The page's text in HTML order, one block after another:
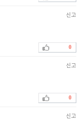
신고
0
신고
0
신고